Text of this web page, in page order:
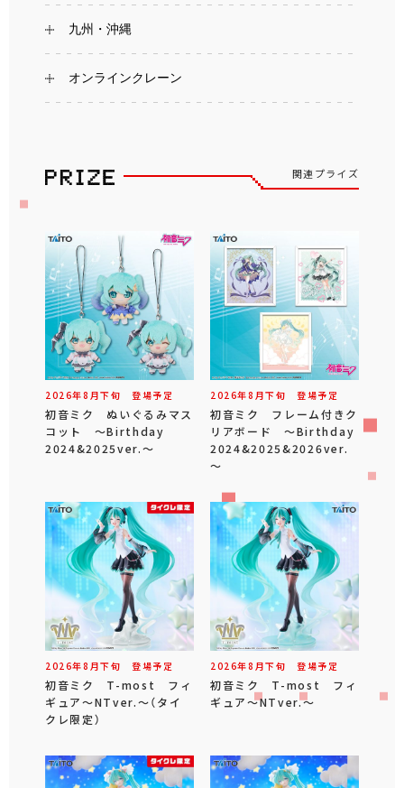
九州・沖縄
オンラインクレーン
関連プライズ
2026年8 月下旬 登場予定
初音ミク ぬいぐるみマス
コット ～Birthday
2024&2025ver.～
2026年8 月下旬 登場予定
初音ミク フレーム付きク
リアボード ～Birthday
2024&2025&2026ver.
～
2026年8 月下旬 登場予定
初音ミク T-most フィ
ギュア～NTver.～（タイ
クレ限定）
2026年8 月下旬 登場予定
初音ミク T-most フィ
ギュア～NTver.～